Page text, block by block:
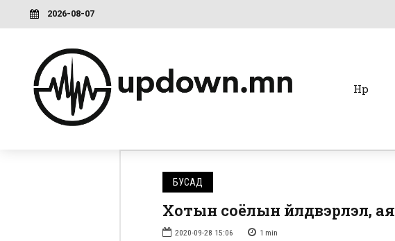
2026-08-07
Нүүр
БУСАД
Хотын соёлын үйлдвэрлэл,
2020-09-28 15:06 1 min